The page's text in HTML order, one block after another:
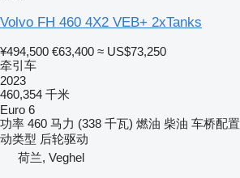
Volvo FH 460 4X2 VEB+ 2xTanks
¥494,500 €63,400 ≈ US$73,250
牵引车
2023
460,354 千米
Euro 6
功率 460 马力 (338 千瓦) 燃油 柴油 车桥配置
动类型 后轮驱动
荷兰, Veghel